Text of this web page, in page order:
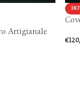
Artigianale
€